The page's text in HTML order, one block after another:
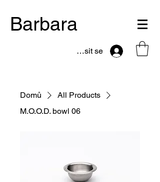
Barbara
Přihlásit se
Domů
All Products
M.O.O.D. bowl 06